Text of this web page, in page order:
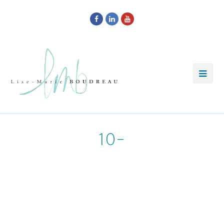
Facebook
LinkedInYoutube
10-